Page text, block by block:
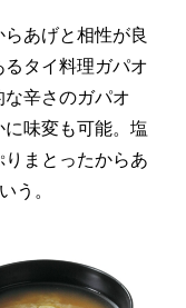
あげと相性が良
タイ料理ガパオ
辛さのガパオ
味変も可能。塩
まとったからあ
う。